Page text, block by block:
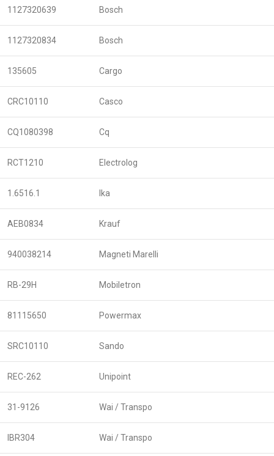
1127320639 Bosch
1127320834 Bosch
135605 Cargo
CRC10110 Casco
CQ1080398 Cq
RCT1210 Electrolog
1.6516.1 Ika
AEB0834 Krauf
940038214 Magneti Marelli
RB-29H Mobiletron
81115650 Powermax
SRC10110 Sando
REC-262 Unipoint
31-9126 Wai / Transpo
IBR304 Wai / Transpo